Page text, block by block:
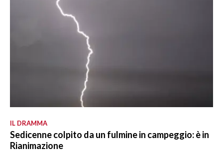
IL DRAMMA
Sedicenne colpito da un fulmine in campeggio: è in
Rianimazione